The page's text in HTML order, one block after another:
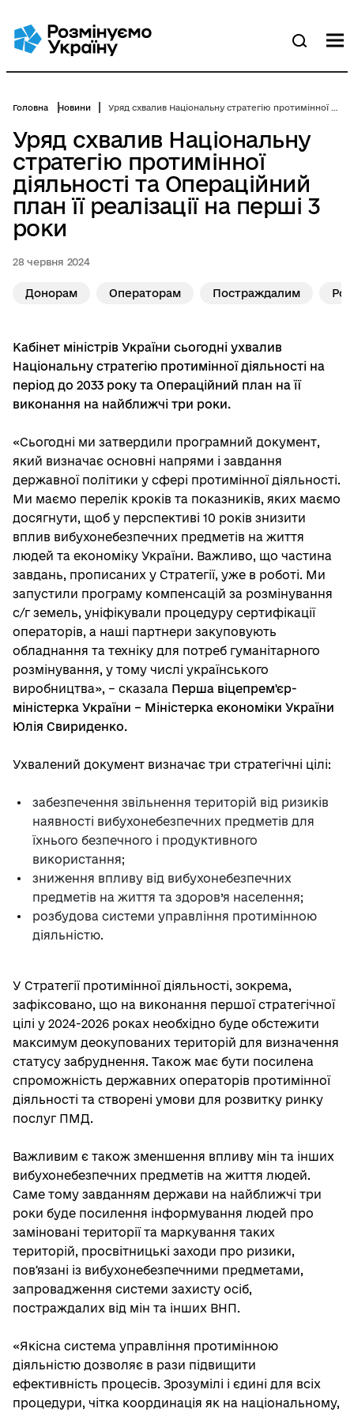
до
основного
вмісту
Пошук
Головна Новини Уряд схвалив Національну стратегію протимінної діяльності та Операційний план її реалізації на перші 3 роки
Уряд схвалив Національну
стратегію протимінної
діяльності та Операційний
план її реалізації на перші 3
роки
28 червня 2024
Донорам Операторам Постраждалим
Кабінет міністрів України сьогодні ухвалив
Національну стратегію протимінної діяльності на
період до 2033 року та Операційний план на її
виконання на найближчі три роки.
«Сьогодні ми затвердили програмний документ,
який визначає основні напрями і завдання
державної політики у сфері протимінної діяльності.
Ми маємо перелік кроків та показників, яких маємо
досягнути, щоб у перспективі 10 років знизити
вплив вибухонебезпечних предметів на життя
людей та економіку України. Важливо, що частина
завдань, прописаних у Стратегії, уже в роботі. Ми
запустили програму компенсацій за розмінування
с/г земель, уніфікували процедуру сертифікації
операторів, а наші партнери закуповують
обладнання та техніку для потреб гуманітарного
розмінування, у тому числі українського
виробництва», – сказала Перша віцепрем'єр-
міністерка України – Міністерка економіки України
Юлія Свириденко.
Ухвалений документ визначає три стратегічні цілі:
забезпечення звільнення територій від ризиків
наявності вибухонебезпечних предметів для
їхнього безпечного і продуктивного
використання;
зниження впливу від вибухонебезпечних
предметів на життя та здоров’я населення;
розбудова системи управління протимінною
діяльністю.
У Стратегії протимінної діяльності, зокрема,
зафіксовано, що на виконання першої стратегічної
цілі у 2024-2026 роках необхідно буде обстежити
максимум деокупованих територій для визначення
статусу забруднення. Також має бути посилена
спроможність державних операторів протимінної
діяльності та створені умови для розвитку ринку
послуг ПМД.
Важливим є також зменшення впливу мін та інших
вибухонебезпечних предметів на життя людей.
Саме тому завданням держави на найближчі три
роки буде посилення інформування людей про
заміновані території та маркування таких
територій, просвітницькі заходи про ризики,
повʼязані із вибухонебезпечними предметами,
запровадження системи захисту осіб,
постраждалих від мін та інших ВНП.
«Якісна система управління протимінною
діяльністю дозволяє в рази підвищити
ефективність процесів. Зрозумілі і єдині для всіх
процедури, чітка координація як на національному,